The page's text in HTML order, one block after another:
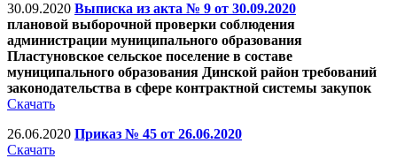
30.09.2020 Выписка из акта № 9 от 30.09.2020
плановой выборочной проверки соблюдения
администрации муниципального образования
Пластуновское сельское поселение в составе
муниципального образования Динской район требований
законодательства в сфере контрактной системы закупок
Скачать
26.06.2020 Приказ № 45 от 26.06.2020
Скачать